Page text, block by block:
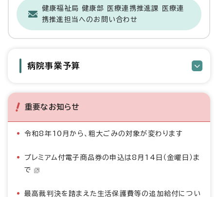
健康福祉局 健康部 医療連携推進課 医療連
携推進担当へのお問い合わせ
病院事業予算
重要なお知らせ
令和8年10月から、粗大ごみの対象が変わります
プレミアム付電子商品券の申込は8月14日（金曜日）ま
で
最高裁判決を踏まえた生活保護費等の追加給付につい